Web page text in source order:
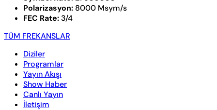
Polarizasyon: 8000 Msym/s
FEC Rate: 3/4
TÜM FREKANSLAR
Diziler
Programlar
Yayın Akışı
Show Haber
Canlı Yayın
İletişim